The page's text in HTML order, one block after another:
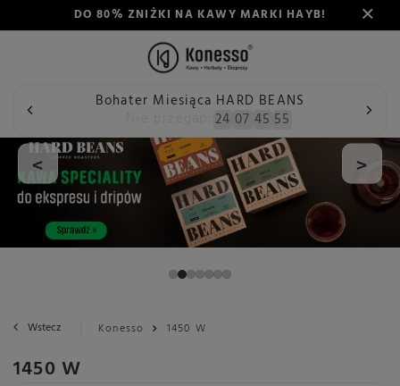
DO 80% ZNIŻKI NA KAWY MARKI HAYB!
Bohater Miesiąca HARD BEANS
24 07 45 54
< >
Wstecz Konesso 1450 W
1450 W